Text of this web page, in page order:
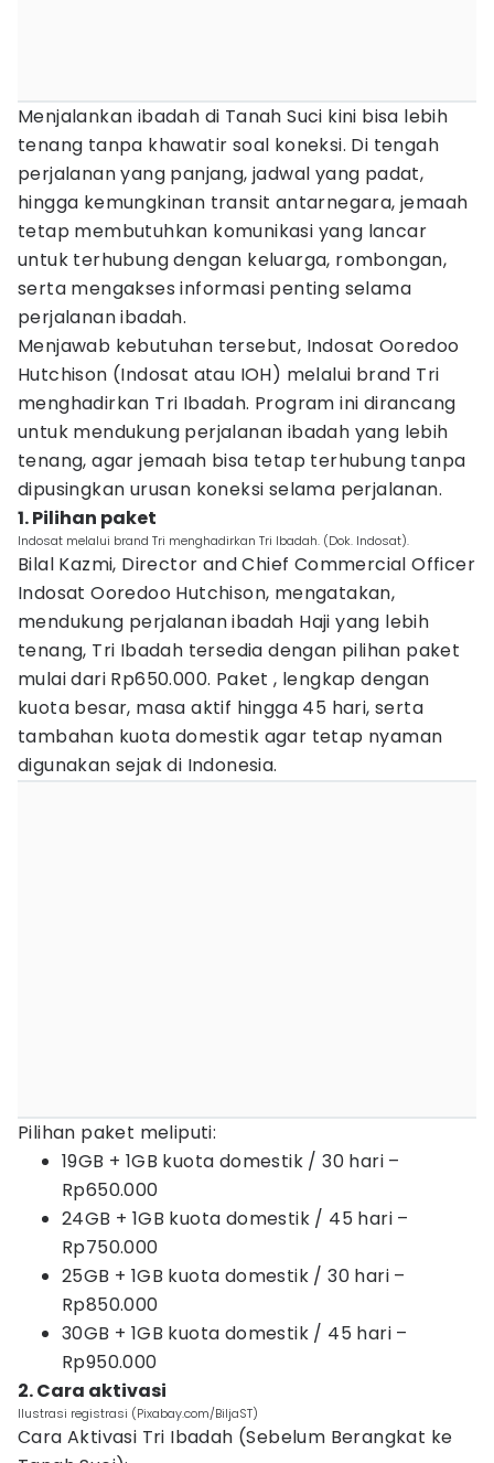
Menjalankan ibadah di Tanah Suci kini bisa lebih
tenang tanpa khawatir soal koneksi. Di tengah
perjalanan yang panjang, jadwal yang padat,
hingga kemungkinan transit antarnegara, jemaah
tetap membutuhkan komunikasi yang lancar
untuk terhubung dengan keluarga, rombongan,
serta mengakses informasi penting selama
perjalanan ibadah.
Menjawab kebutuhan tersebut, Indosat Ooredoo
Hutchison (Indosat atau IOH) melalui brand Tri
menghadirkan Tri Ibadah. Program ini dirancang
untuk mendukung perjalanan ibadah yang lebih
tenang, agar jemaah bisa tetap terhubung tanpa
dipusingkan urusan koneksi selama perjalanan.
1. Pilihan paket
Indosat melalui brand Tri menghadirkan Tri Ibadah. (Dok. Indosat).
Bilal Kazmi, Director and Chief Commercial Officer
Indosat Ooredoo Hutchison, mengatakan,
mendukung perjalanan ibadah Haji yang lebih
tenang, Tri Ibadah tersedia dengan pilihan paket
mulai dari Rp650.000. Paket , lengkap dengan
kuota besar, masa aktif hingga 45 hari, serta
tambahan kuota domestik agar tetap nyaman
digunakan sejak di Indonesia.
Pilihan paket meliputi:
19GB + 1GB kuota domestik / 30 hari –
Rp650.000
24GB + 1GB kuota domestik / 45 hari –
Rp750.000
25GB + 1GB kuota domestik / 30 hari –
Rp850.000
30GB + 1GB kuota domestik / 45 hari –
Rp950.000
2. Cara aktivasi
Ilustrasi registrasi (Pixabay.com/BiljaST)
Cara Aktivasi Tri Ibadah (Sebelum Berangkat ke